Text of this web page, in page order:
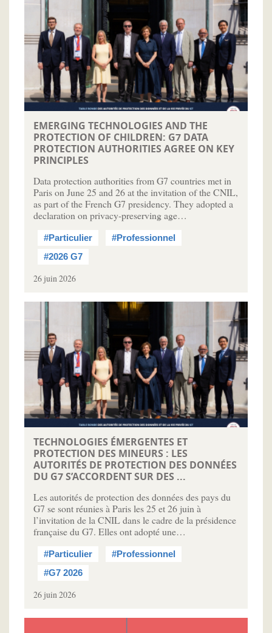
EMERGING TECHNOLOGIES AND THE
PROTECTION OF CHILDREN: G7 DATA
PROTECTION AUTHORITIES AGREE ON KEY
PRINCIPLES
Data protection authorities from G7 countries met in
Paris on June 25 and 26 at the invitation of the CNIL,
as part of the French G7 presidency. They adopted a
declaration on privacy-preserving age…
#Particulier
#Professionnel
#2026 G7
26 juin 2026
TECHNOLOGIES ÉMERGENTES ET
PROTECTION DES MINEURS : LES
AUTORITÉS DE PROTECTION DES DONNÉES
DU G7 S’ACCORDENT SUR DES ...
Les autorités de protection des données des pays du
G7 se sont réunies à Paris les 25 et 26 juin à
l’invitation de la CNIL dans le cadre de la présidence
française du G7. Elles ont adopté une…
#Particulier
#Professionnel
#G7 2026
26 juin 2026